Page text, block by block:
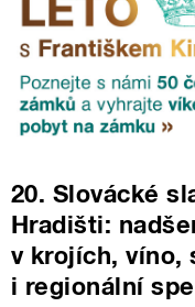
20. Slovácké
Hradišti:
v krojích, víno,
i regionální